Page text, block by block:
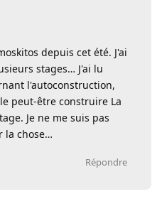
depuis cet été. J'ai
stages… J'ai lu
l'autoconstruction,
peut-être construire La
Je ne me suis pas
la chose…
Répondre